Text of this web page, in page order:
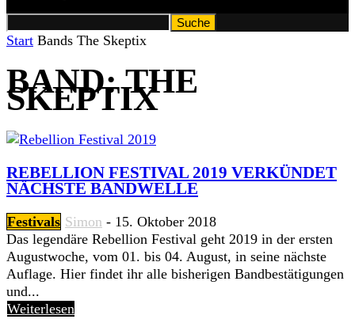
Start Bands The Skeptix
BAND: THE
SKEPTIX
REBELLION FESTIVAL 2019 VERKÜNDET
NÄCHSTE BANDWELLE
Festivals Simon - 15. Oktober 2018
Das legendäre Rebellion Festival geht 2019 in der ersten
Augustwoche, vom 01. bis 04. August, in seine nächste
Auflage. Hier findet ihr alle bisherigen Bandbestätigungen
und...
Weiterlesen